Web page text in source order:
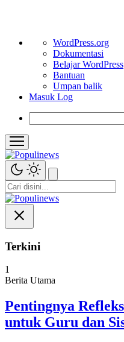
Tentang
WordPress
WordPress.org
Dokumentasi
Belajar WordPress
Bantuan
Umpan balik
Masuk Log
Terkini
1
Berita Utama
Pentingnya
untuk Guru dan